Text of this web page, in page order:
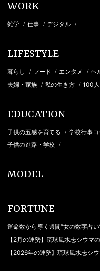
WORK
雑学 / 仕事 / デジタル /
LIFESTYLE
暮らし / フード / エンタメ / ヘ
夫婦・家族 / 私の生き方 / 100人
EDUCATION
子供の五感を育てる / 学校行事
子供の進路・学校 /
MODEL
FORTUNE
運命数から導く週間“女の数字占い
【2月の運勢】琉球風水志シウマ
【2026年の運勢】琉球風水志シ